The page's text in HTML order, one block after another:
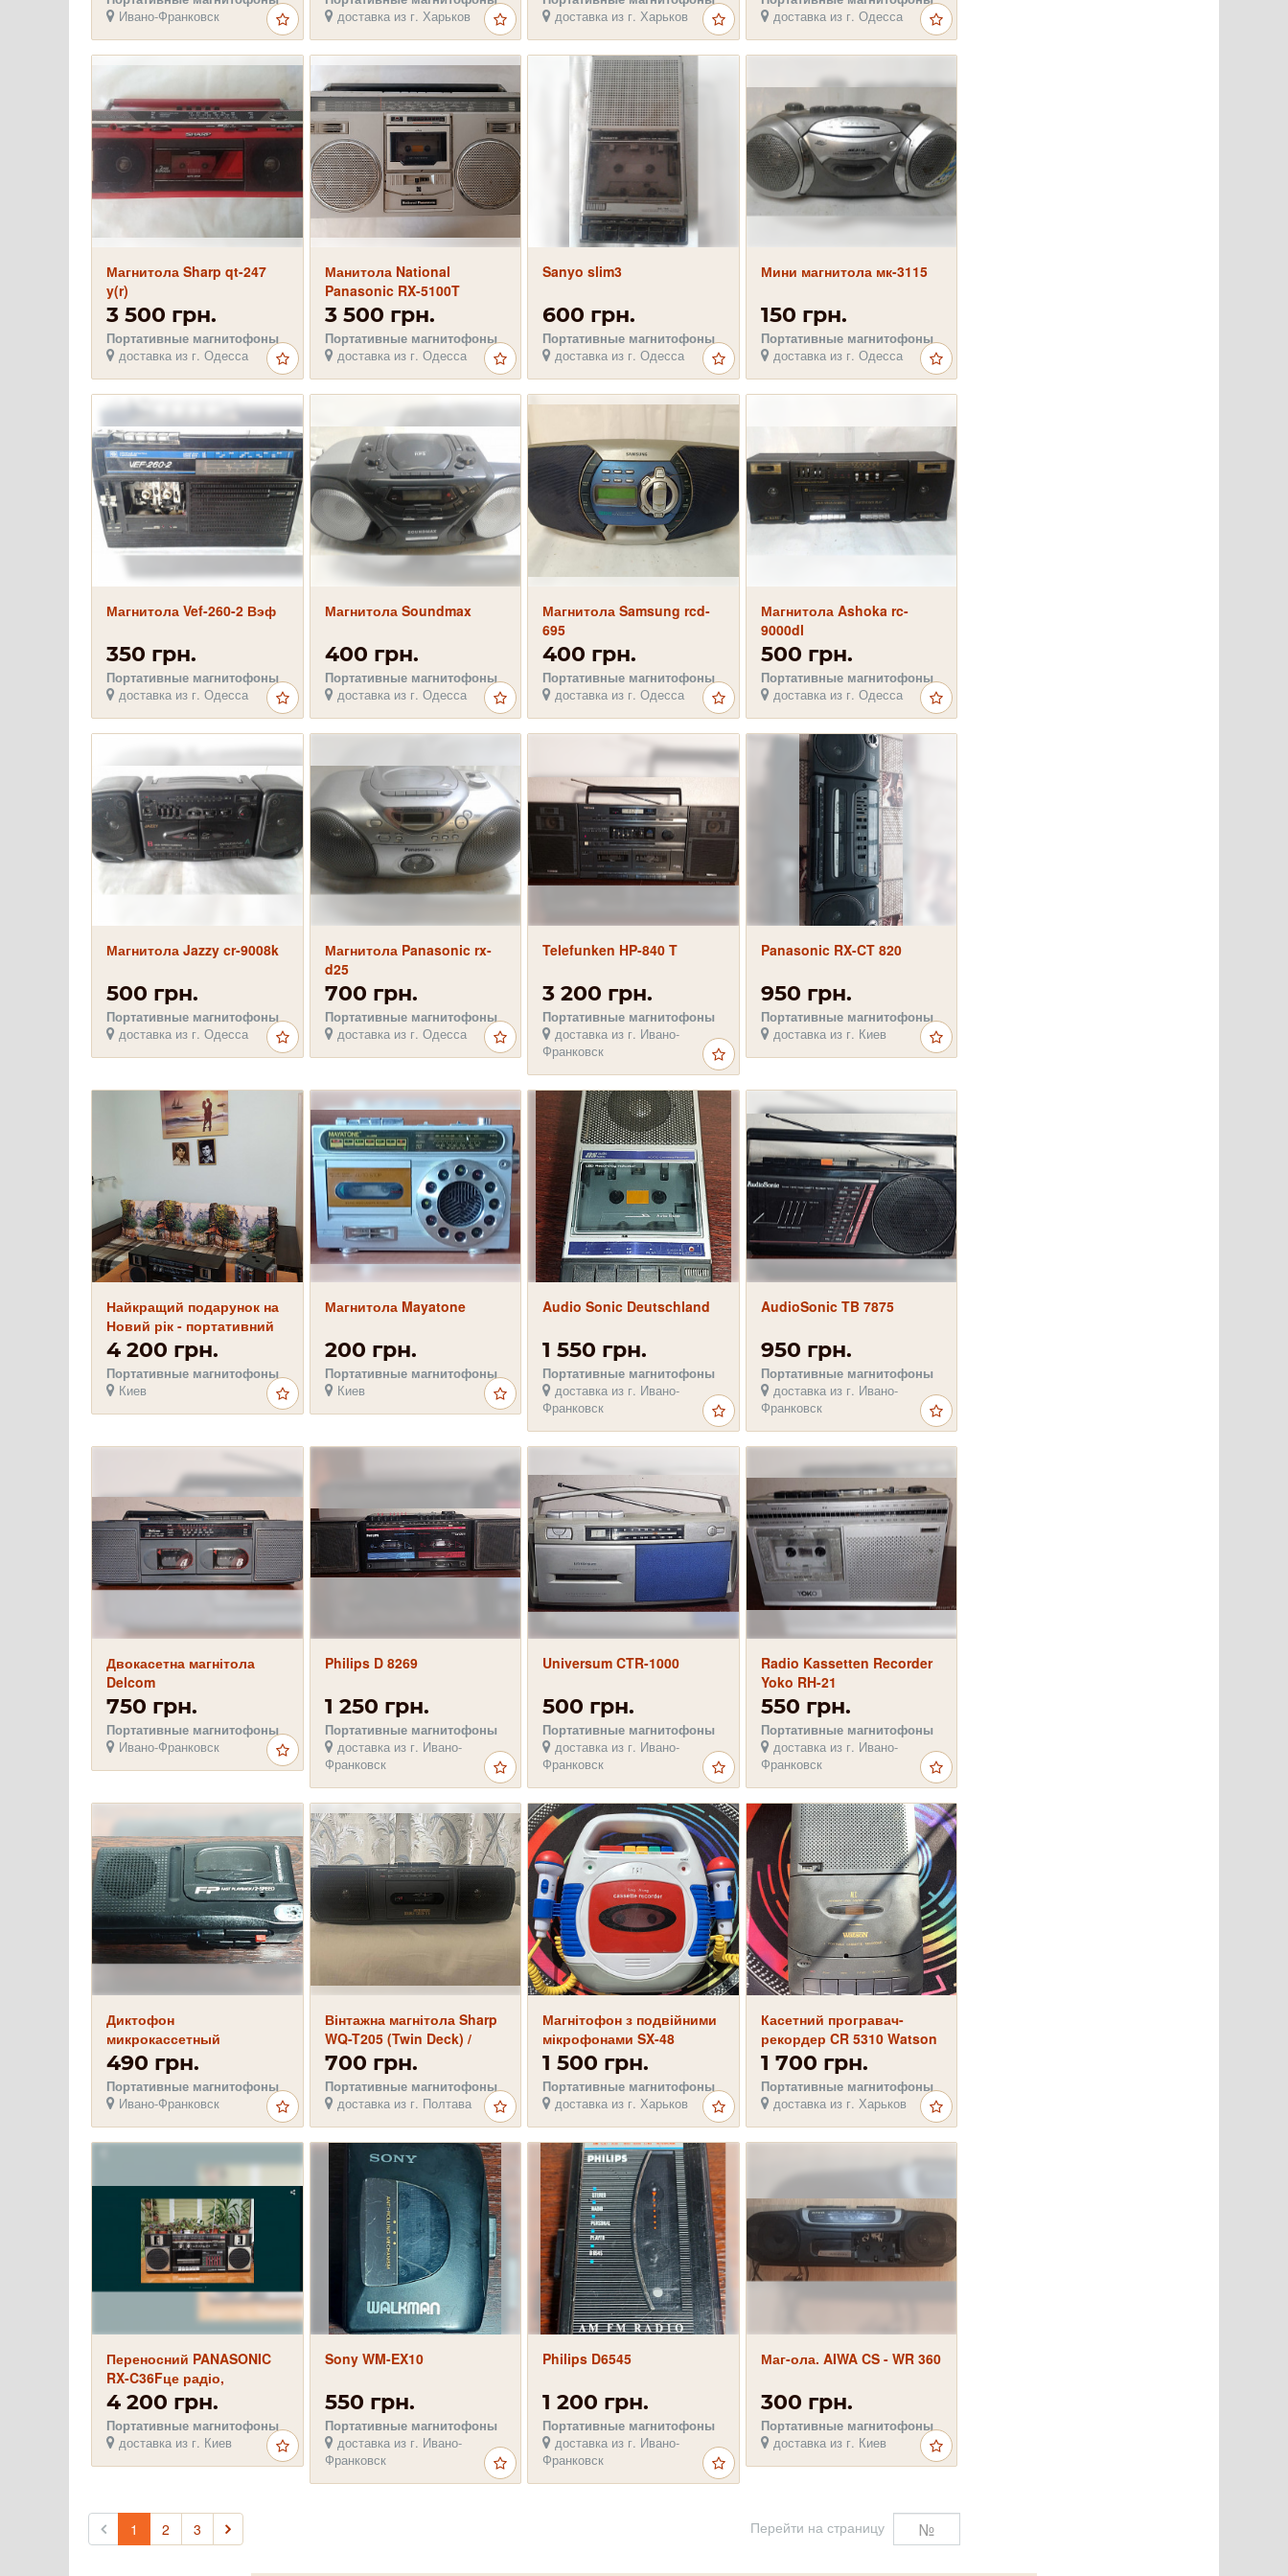
Ивано-Франковск
доставка из г. Харьков
доставка из г. Харьков
доставка из г. Одесса
Магнитола Sharp qt-247
y(r)
3 500 грн.
Портативные магнитофоны
доставка из г. Одесса
Манитола National
Panasonic RX-5100T
3 500 грн.
Портативные магнитофоны
доставка из г. Одесса
Sanyo slim3
600 грн.
Портативные магнитофоны
доставка из г. Одесса
Мини магнитола мк-3115
150 грн.
Портативные магнитофоны
доставка из г. Одесса
Магнитола Vef-260-2 Вэф
350 грн.
Портативные магнитофоны
доставка из г. Одесса
Магнитола Soundmax
400 грн.
Портативные магнитофоны
доставка из г. Одесса
Магнитола Samsung rcd-
695
400 грн.
Портативные магнитофоны
доставка из г. Одесса
Магнитола Ashoka rc-
9000dl
500 грн.
Портативные магнитофоны
доставка из г. Одесса
Магнитола Jazzy cr-9008k
500 грн.
Портативные магнитофоны
доставка из г. Одесса
Магнитола Panasonic rx-
d25
700 грн.
Портативные магнитофоны
доставка из г. Одесса
Telefunken HP-840 T
3 200 грн.
Портативные магнитофоны
доставка из г. Ивано-
Франковск
Panasonic RX-CT 820
950 грн.
Портативные магнитофоны
доставка из г. Киев
Найкращий подарунок на
Новий рік - портативний
PANASONIC RX-C36F
4 200 грн.
Портативные магнитофоны
Киев
Магнитола Mayatone
200 грн.
Портативные магнитофоны
Киев
Audio Sonic Deutschland
1 550 грн.
Портативные магнитофоны
доставка из г. Ивано-
Франковск
AudioSonic TB 7875
950 грн.
Портативные магнитофоны
доставка из г. Ивано-
Франковск
Двокасетна магнітола
Delcom
750 грн.
Портативные магнитофоны
Ивано-Франковск
Philips D 8269
1 250 грн.
Портативные магнитофоны
доставка из г. Ивано-
Франковск
Universum CTR-1000
500 грн.
Портативные магнитофоны
доставка из г. Ивано-
Франковск
Radio Kassetten Recorder
Yoko RH-21
550 грн.
Портативные магнитофоны
доставка из г. Ивано-
Франковск
Диктофон
микрокассетный
Panasonic RN-502
490 грн.
Портативные магнитофоны
Ивано-Франковск
Вінтажна магнітола Sharp
WQ-T205 (Twin Deck) /
Ретро бумбокс з Японії
700 грн.
Портативные магнитофоны
доставка из г. Полтава
Магнітофон з подвійними
мікрофонами SX-48
1 500 грн.
Портативные магнитофоны
доставка из г. Харьков
Касетний програвач-
рекордер CR 5310 Watson
1 700 грн.
Портативные магнитофоны
доставка из г. Харьков
Переносний PANASONIC
RX-C36Fце радіо,
магнітофон, підсилювач,
колонки
4 200 грн.
Портативные магнитофоны
доставка из г. Киев
Sony WM-EX10
550 грн.
Портативные магнитофоны
доставка из г. Ивано-
Франковск
Philips D6545
1 200 грн.
Портативные магнитофоны
доставка из г. Ивано-
Франковск
Маг-ола. AIWA CS - WR 360
300 грн.
Портативные магнитофоны
доставка из г. Киев
Перейти на страницу
1 2 3